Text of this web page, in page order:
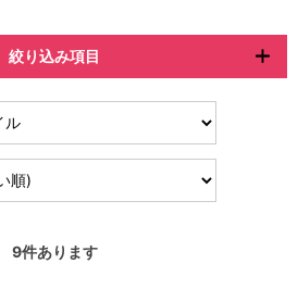
絞り込み項目
9件あります